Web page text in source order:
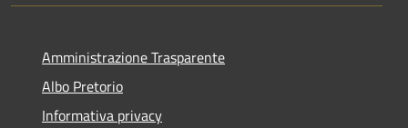
Amministrazione Trasparente
Albo Pretorio
Informativa privacy